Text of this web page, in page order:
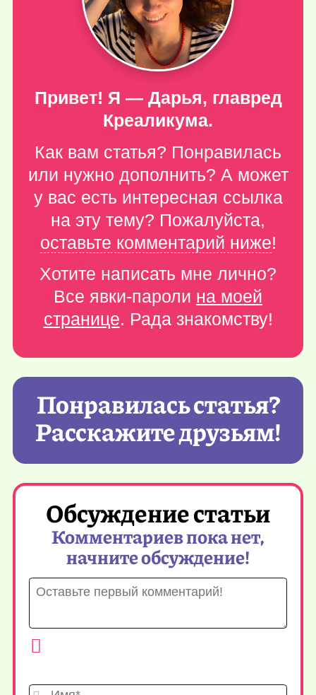
Привет! Я — Дарья, главред
Креаликума.
Как вам статья? Понравилась
или нужно дополнить? А может
у вас есть интересная ссылка
на эту тему? Пожалуйста,
оставьте комментарий ниже!
Хотите написать мне лично?
Все явки-пароли на моей
странице. Рада знакомству!
Понравилась статья?
Расскажите друзьям!
Обсуждение статьи
Комментариев пока нет,
начните обсуждение!
Имя*